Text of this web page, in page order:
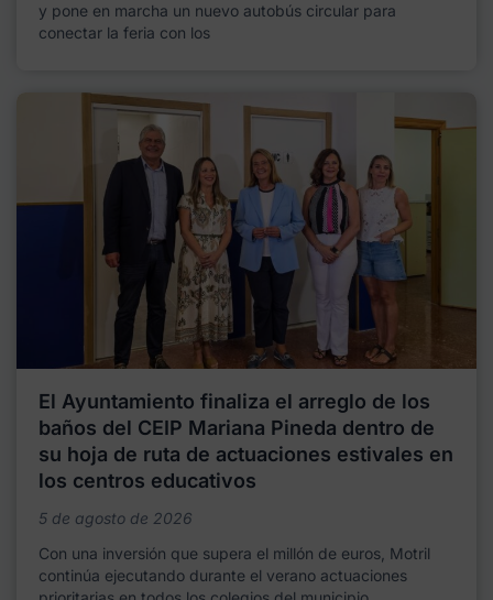
y pone en marcha un nuevo autobús circular para
conectar la feria con los
El Ayuntamiento finaliza el arreglo de los
baños del CEIP Mariana Pineda dentro de
su hoja de ruta de actuaciones estivales en
los centros educativos
5 de agosto de 2026
Con una inversión que supera el millón de euros, Motril
continúa ejecutando durante el verano actuaciones